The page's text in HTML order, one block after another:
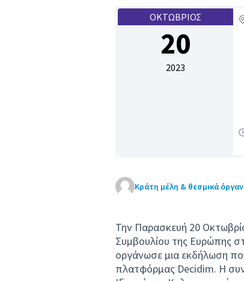
ΟΚΤΏΒΡΙΟΣ
20
2023
Κράτη μέλη & θεσμικά
Την Παρασκευή 20
Συμβουλίου της Ευρώπης
οργάνωσε μια εκδήλωση
πλατφόρμας Decidim. Η